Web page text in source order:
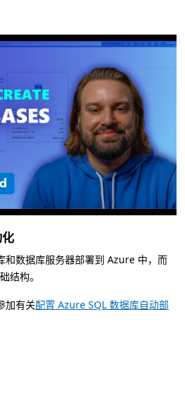
和数据库服务器部署到 Azure 中，而
结构。
加有关配置 Azure SQL 数据库自动部